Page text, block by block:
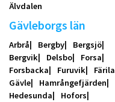
Älvdalen
Gävleborgs län
Arbrå Bergby
Bergsjö
Bergvik
Delsbo
Forsa
Forsbacka
Furuvik
Färila
Gävle
Hamrångefjärden
Hedesunda
Hofors